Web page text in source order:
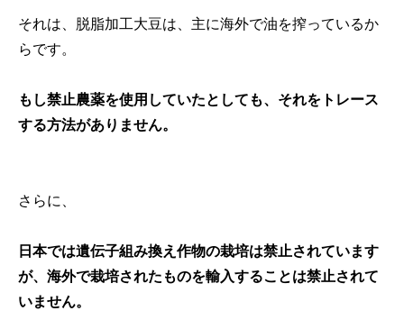
それは、脱脂加工大豆は、主に海外で油を搾っているか
らです。
もし禁止農薬を使用していたとしても、それをトレース
する方法がありません。
さらに、
日本では遺伝子組み換え作物の栽培は禁止されています
が、海外で栽培されたものを輸入することは禁止されて
いません。